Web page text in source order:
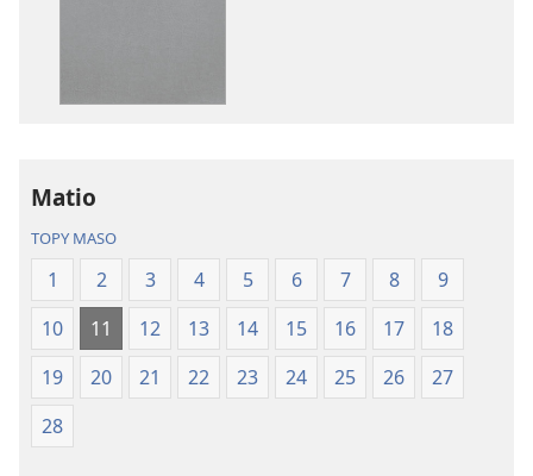
2021)
2021)
Matio
TOPY MASO
1 2 3 4 5 6 7 8
9
10
11 12 13 14 15 16 17
18
19
20 21 22 23 24 25 26
27
28